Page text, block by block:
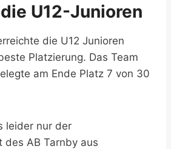
U12-Junioren
die U12 Junioren
Platzierung. Das Team
am Ende Platz 7 von 30
leider nur der
des AB Tarnby aus